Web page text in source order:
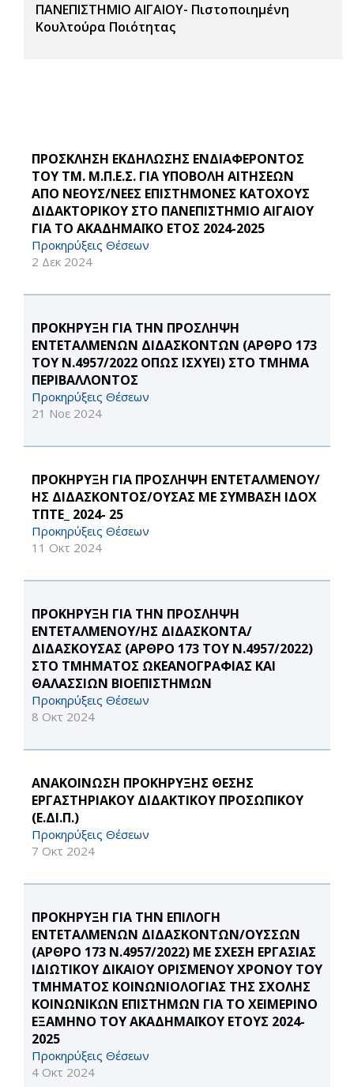
ΠΑΝΕΠΙΣΤΗΜΙΟ ΑΙΓΑΙΟΥ- Πιστοποιημένη
Κουλτούρα Ποιότητας
ΠΡΟΣΚΛΗΣΗ ΕΚΔΗΛΩΣΗΣ ΕΝΔΙΑΦΕΡΟΝΤΟΣ
ΤΟΥ ΤΜ. Μ.Π.Ε.Σ. ΓΙΑ ΥΠΟΒΟΛΗ ΑΙΤΗΣΕΩΝ
ΑΠΟ ΝΕΟΥΣ/ΝΕΕΣ ΕΠΙΣΤΗΜΟΝΕΣ ΚΑΤΟΧΟΥΣ
ΔΙΔΑΚΤΟΡΙΚΟΥ ΣΤΟ ΠΑΝΕΠΙΣΤΗΜΙΟ ΑΙΓΑΙΟΥ
ΓΙΑ ΤΟ ΑΚΑΔΗΜΑΪΚΟ ΕΤΟΣ 2024-2025
Προκηρύξεις Θέσεων
2 Δεκ 2024
ΠΡΟΚΗΡΥΞΗ ΓΙΑ ΤΗΝ ΠΡΟΣΛΗΨΗ
ΕΝΤΕΤΑΛΜΕΝΩΝ ΔΙΔΑΣΚΟΝΤΩΝ (ΑΡΘΡΟ 173
ΤΟΥ Ν.4957/2022 ΟΠΩΣ ΙΣΧΥΕΙ) ΣΤΟ ΤΜΗΜΑ
ΠΕΡΙΒΑΛΛΟΝΤΟΣ
Προκηρύξεις Θέσεων
21 Νοε 2024
ΠΡΟΚΗΡΥΞΗ ΓΙΑ ΠΡΟΣΛΗΨΗ ΕΝΤΕΤΑΛΜΕΝΟΥ/
ΗΣ ΔΙΔΑΣΚΟΝΤΟΣ/ΟΥΣΑΣ ΜΕ ΣΥΜΒΑΣΗ ΙΔΟΧ
ΤΠΤΕ_ 2024- 25
Προκηρύξεις Θέσεων
11 Οκτ 2024
ΠΡΟΚΗΡΥΞΗ ΓΙΑ ΤΗΝ ΠΡΟΣΛΗΨΗ
ΕΝΤΕΤΑΛΜΕΝΟΥ/ΗΣ ΔΙΔΑΣΚΟΝΤΑ/
ΔΙΔΑΣΚΟΥΣΑΣ (ΑΡΘΡΟ 173 ΤΟΥ Ν.4957/2022)
ΣΤΟ ΤΜΗΜΑΤΟΣ ΩΚΕΑΝΟΓΡΑΦΙΑΣ ΚΑΙ
ΘΑΛΑΣΣΙΩΝ ΒΙΟΕΠΙΣΤΗΜΩΝ
Προκηρύξεις Θέσεων
8 Οκτ 2024
ΑΝΑΚΟΙΝΩΣΗ ΠΡΟΚΗΡΥΞΗΣ ΘΕΣΗΣ
ΕΡΓΑΣΤΗΡΙΑΚΟΥ ΔΙΔΑΚΤΙΚΟΥ ΠΡΟΣΩΠΙΚΟΥ
(Ε.ΔΙ.Π.)
Προκηρύξεις Θέσεων
7 Οκτ 2024
ΠΡΟΚΗΡΥΞΗ ΓΙΑ ΤΗΝ ΕΠΙΛΟΓΗ
ΕΝΤΕΤΑΛΜΕΝΩΝ ΔΙΔΑΣΚΟΝΤΩΝ/ΟΥΣΣΩΝ
(ΑΡΘΡΟ 173 Ν.4957/2022) ΜΕ ΣΧΕΣΗ ΕΡΓΑΣΙΑΣ
ΙΔΙΩΤΙΚΟΥ ΔΙΚΑΙΟΥ ΟΡΙΣΜΕΝΟΥ ΧΡΟΝΟΥ ΤΟΥ
ΤΜΗΜΑΤΟΣ ΚΟΙΝΩΝΙΟΛΟΓΙΑΣ ΤΗΣ ΣΧΟΛΗΣ
ΚΟΙΝΩΝΙΚΩΝ ΕΠΙΣΤΗΜΩΝ ΓΙΑ ΤΟ ΧΕΙΜΕΡΙΝΟ
ΕΞΑΜΗΝΟ ΤΟΥ ΑΚΑΔΗΜΑΪΚΟΥ ΕΤΟΥΣ 2024-
2025
Προκηρύξεις Θέσεων
4 Οκτ 2024